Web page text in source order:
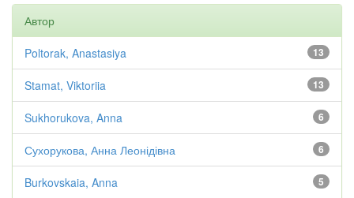
Автор
13
Poltorak, Anastasiya
13
Stamat, Viktoriia
6
Sukhorukova, Anna
6
Сухорукова, Анна Леонідівна
5
Burkovskaia, Anna